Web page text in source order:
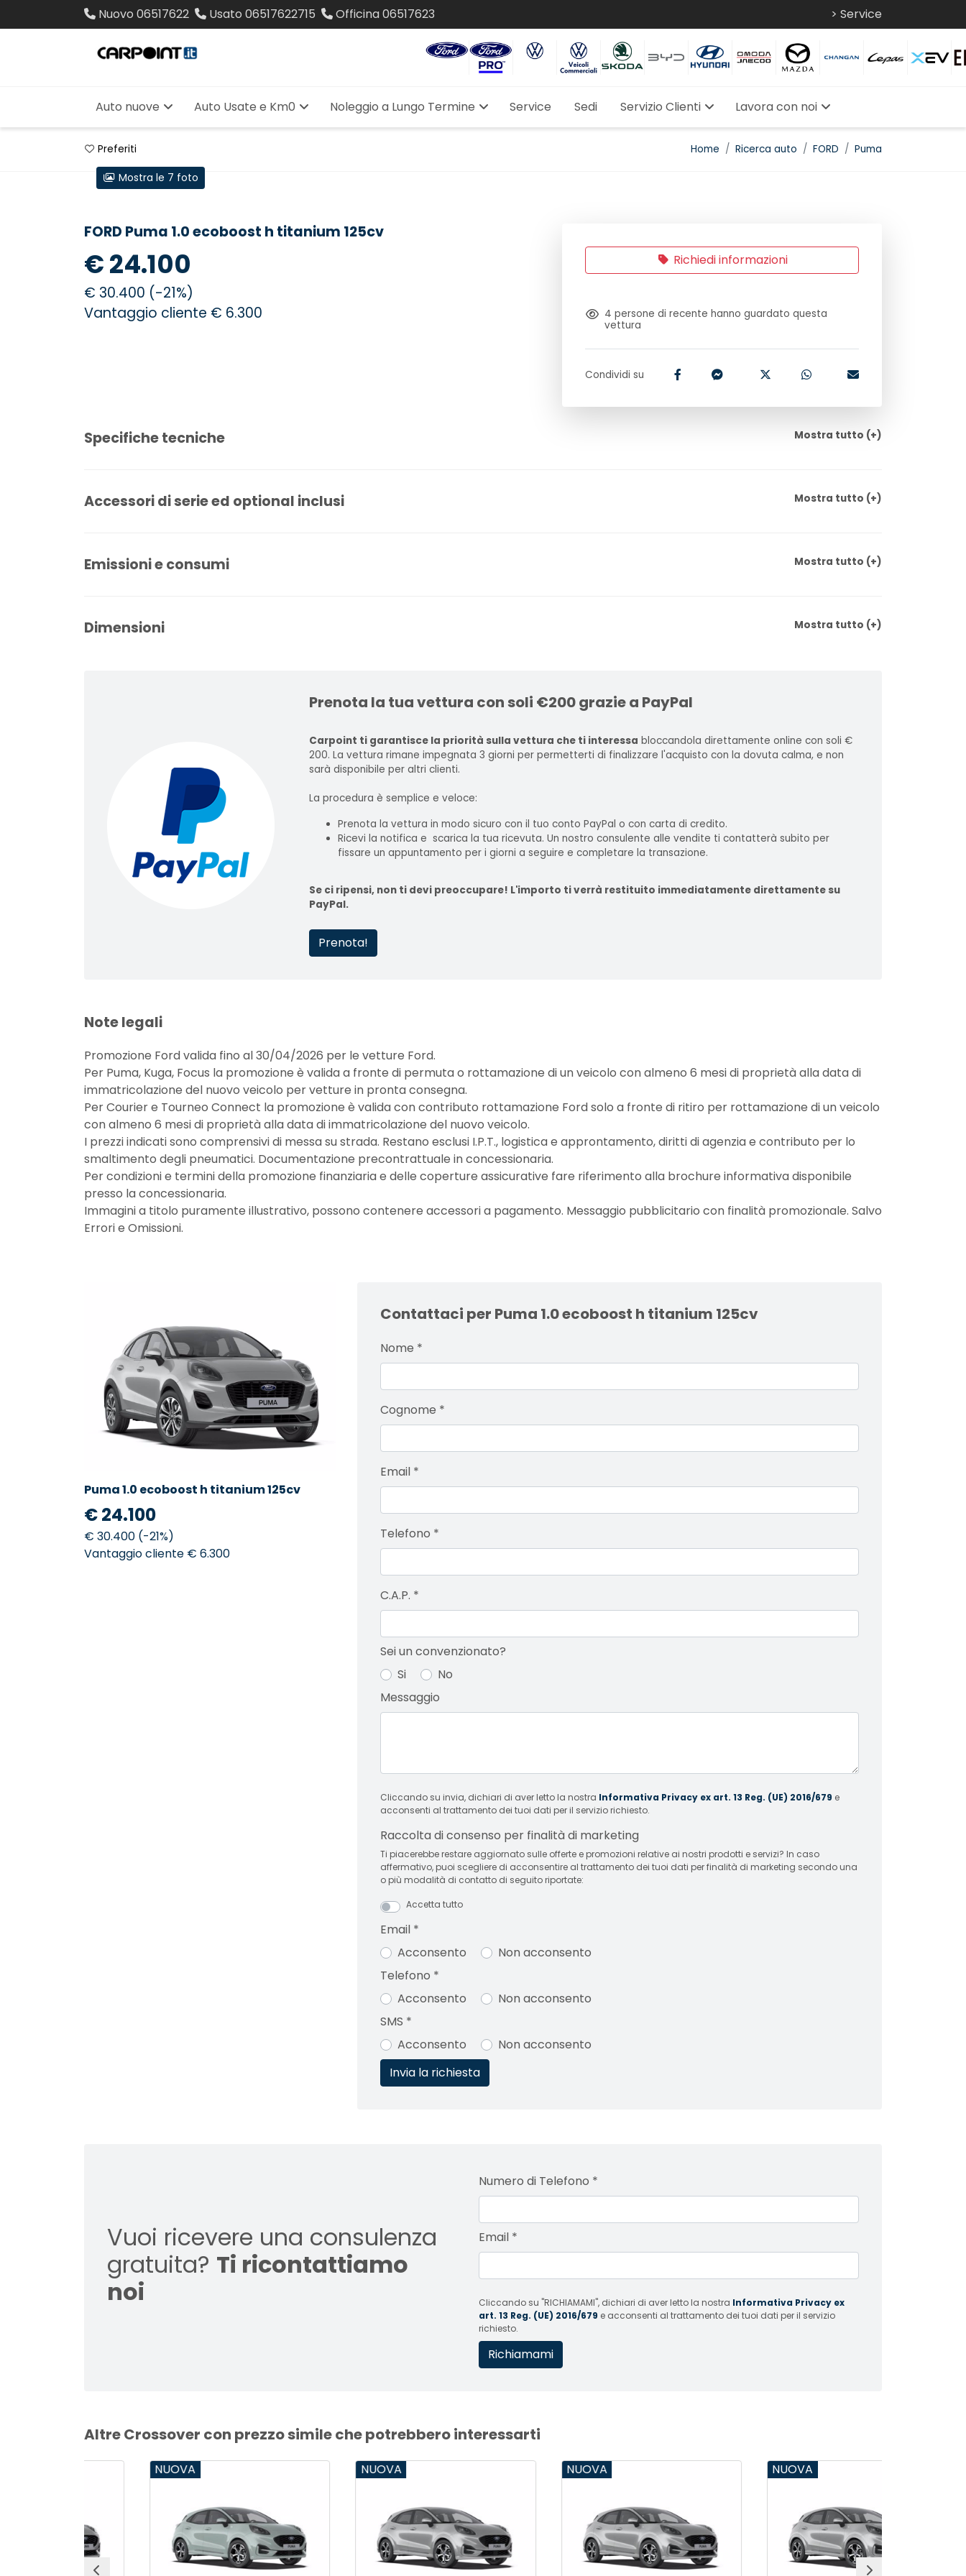
Nuovo 06517622 Usato 06517622715 Officina06517623 > Service
Auto nuove Auto Usate e Km0 Noleggio a Lungo Termine Service Sedi Servizio Clienti Lavora con noi
Preferiti Home Ricerca auto FORD Puma
Mostra le 7 foto
FORD Puma 1.0 ecoboost h titanium 125cv
€ 24.100
€ 30.400 (-21%)
Vantaggio cliente € 6.300
Richiedi informazioni
4 persone di recente hanno guardato questa
vettura
Condividi su
Specifiche tecniche Mostra tutto (+)
Accessori di serie ed optional inclusi Mostra tutto (+)
Emissioni e consumi Mostra tutto (+)
Dimensioni Mostra tutto (+)
Prenota la tua vettura con soli €200 grazie a PayPal
Carpoint ti garantisce la priorità sulla vettura che ti interessa bloccandola direttamente online con soli €
200. La vettura rimane impegnata 3 giorni per permetterti di finalizzare l'acquisto con la dovuta calma, e non
sarà disponibile per altri clienti.
La procedura è semplice e veloce:
Prenota la vettura in modo sicuro con il tuo conto PayPal o con carta di credito.
Ricevi la notifica e scarica la tua ricevuta. Un nostro consulente alle vendite ti contatterà subito per
fissare un appuntamento per i giorni a seguire e completare la transazione.
Se ci ripensi, non ti devi preoccupare! L'importo ti verrà restituito immediatamente direttamente su
PayPal.
Prenota!
Note legali
Promozione Ford valida fino al 30/04/2026 per le vetture Ford.
Per Puma, Kuga, Focus la promozione è valida a fronte di permuta o rottamazione di un veicolo con almeno 6 mesi di proprietà alla data di
immatricolazione del nuovo veicolo per vetture in pronta consegna.
Per Courier e Tourneo Connect la promozione è valida con contributo rottamazione Ford solo a fronte di ritiro per rottamazione di un veicolo
con almeno 6 mesi di proprietà alla data di immatricolazione del nuovo veicolo.
I prezzi indicati sono comprensivi di messa su strada. Restano esclusi I.P.T., logistica e approntamento, diritti di agenzia e contributo per lo
smaltimento degli pneumatici. Documentazione precontrattuale in concessionaria.
Per condizioni e termini della promozione finanziaria e delle coperture assicurative fare riferimento alla brochure informativa disponibile
presso la concessionaria.
Immagini a titolo puramente illustrativo, possono contenere accessori a pagamento. Messaggio pubblicitario con finalità promozionale. Salvo
Errori e Omissioni.
Puma 1.0 ecoboost h titanium 125cv
€ 24.100
€ 30.400 (-21%)
Vantaggio cliente € 6.300
Contattaci per Puma 1.0 ecoboost h titanium 125cv
Nome *
Cognome *
Email *
Telefono *
C.A.P. *
Sei un convenzionato?
Si
No
Messaggio
Cliccando su invia, dichiari di aver letto la nostra Informativa Privacy ex art. 13 Reg. (UE) 2016/679 e
acconsenti al trattamento dei tuoi dati per il servizio richiesto.
Raccolta di consenso per finalità di marketing
Ti piacerebbe restare aggiornato sulle offerte e promozioni relative ai nostri prodotti e servizi? In caso
affermativo, puoi scegliere di acconsentire al trattamento dei tuoi dati per finalità di marketing secondo una
o più modalità di contatto di seguito riportate:
Accetta tutto
Email *
Acconsento
Non acconsento
Telefono *
Acconsento
Non acconsento
SMS *
Acconsento
Non acconsento
Vuoi ricevere una consulenza
gratuita? Ti ricontattiamo
noi
Numero di Telefono *
Email *
Cliccando su "RICHIAMAMI", dichiari di aver letto la nostra Informativa Privacy ex
art. 13 Reg. (UE) 2016/679 e acconsenti al trattamento dei tuoi dati per il servizio
richiesto.
Altre Crossover con prezzo simile che potrebbero interessarti